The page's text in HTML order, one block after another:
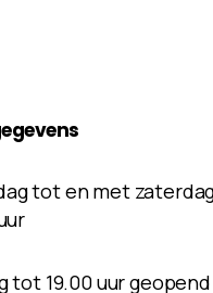
tot en met
tot 19.00 uur geopend